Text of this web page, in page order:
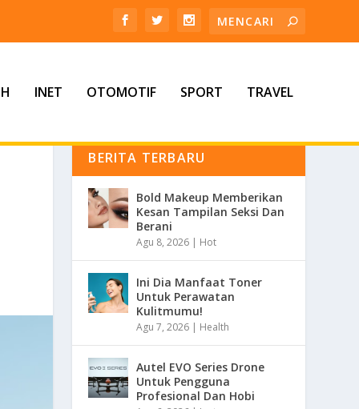
INET OTOMOTIF SPORT TRAVEL
BERITA TERBARU
Bold Makeup Memberikan
Kesan Tampilan Seksi Dan
Berani
Agu 8, 2026 | Hot
Ini Dia Manfaat Toner
Untuk Perawatan
Kulitmumu!
Agu 7, 2026 | Health
Autel EVO Series Drone
Untuk Pengguna
Profesional Dan Hobi